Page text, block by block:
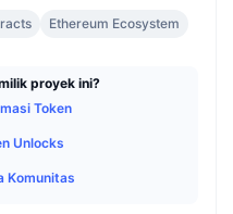
Ethereum Ecosystem
proyek ini?
Token
Unlocks
Komunitas